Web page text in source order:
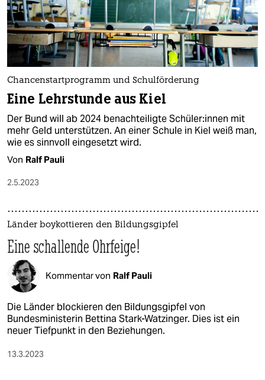
Chancenstartprogramm und Schulförderung
Eine Lehrstunde aus Kiel
Der Bund will ab 2024 benachteiligte Schü­le­r:in­nen mit
mehr Geld unterstützen. An einer Schule in Kiel weiß man,
wie es sinnvoll eingesetzt wird.
Von Ralf Pauli
2.5.2023
Länder boykottieren den Bildungsgipfel
Eine schallende Ohrfeige!
Kommentar von Ralf Pauli
Die Länder blockieren den Bildungsgipfel von
Bundesministerin Bettina Stark-Watzinger. Dies ist ein
neuer Tiefpunkt in den Beziehungen.
13.3.2023